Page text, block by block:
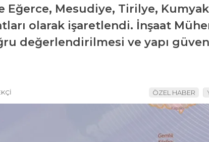
Eğerce, Mesudiye, Tirilye,
olarak işaretlendi. İnşaat
değerlendirilmesi ve yapı
ÖZEL HABER